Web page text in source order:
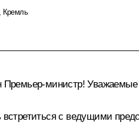
Кремль
министр! Уважаемые
с ведущими